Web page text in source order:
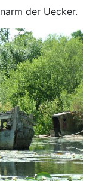
der Uecker.